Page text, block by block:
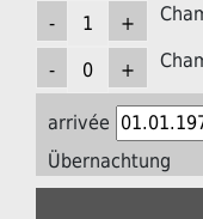
arrivée
Übernachtung